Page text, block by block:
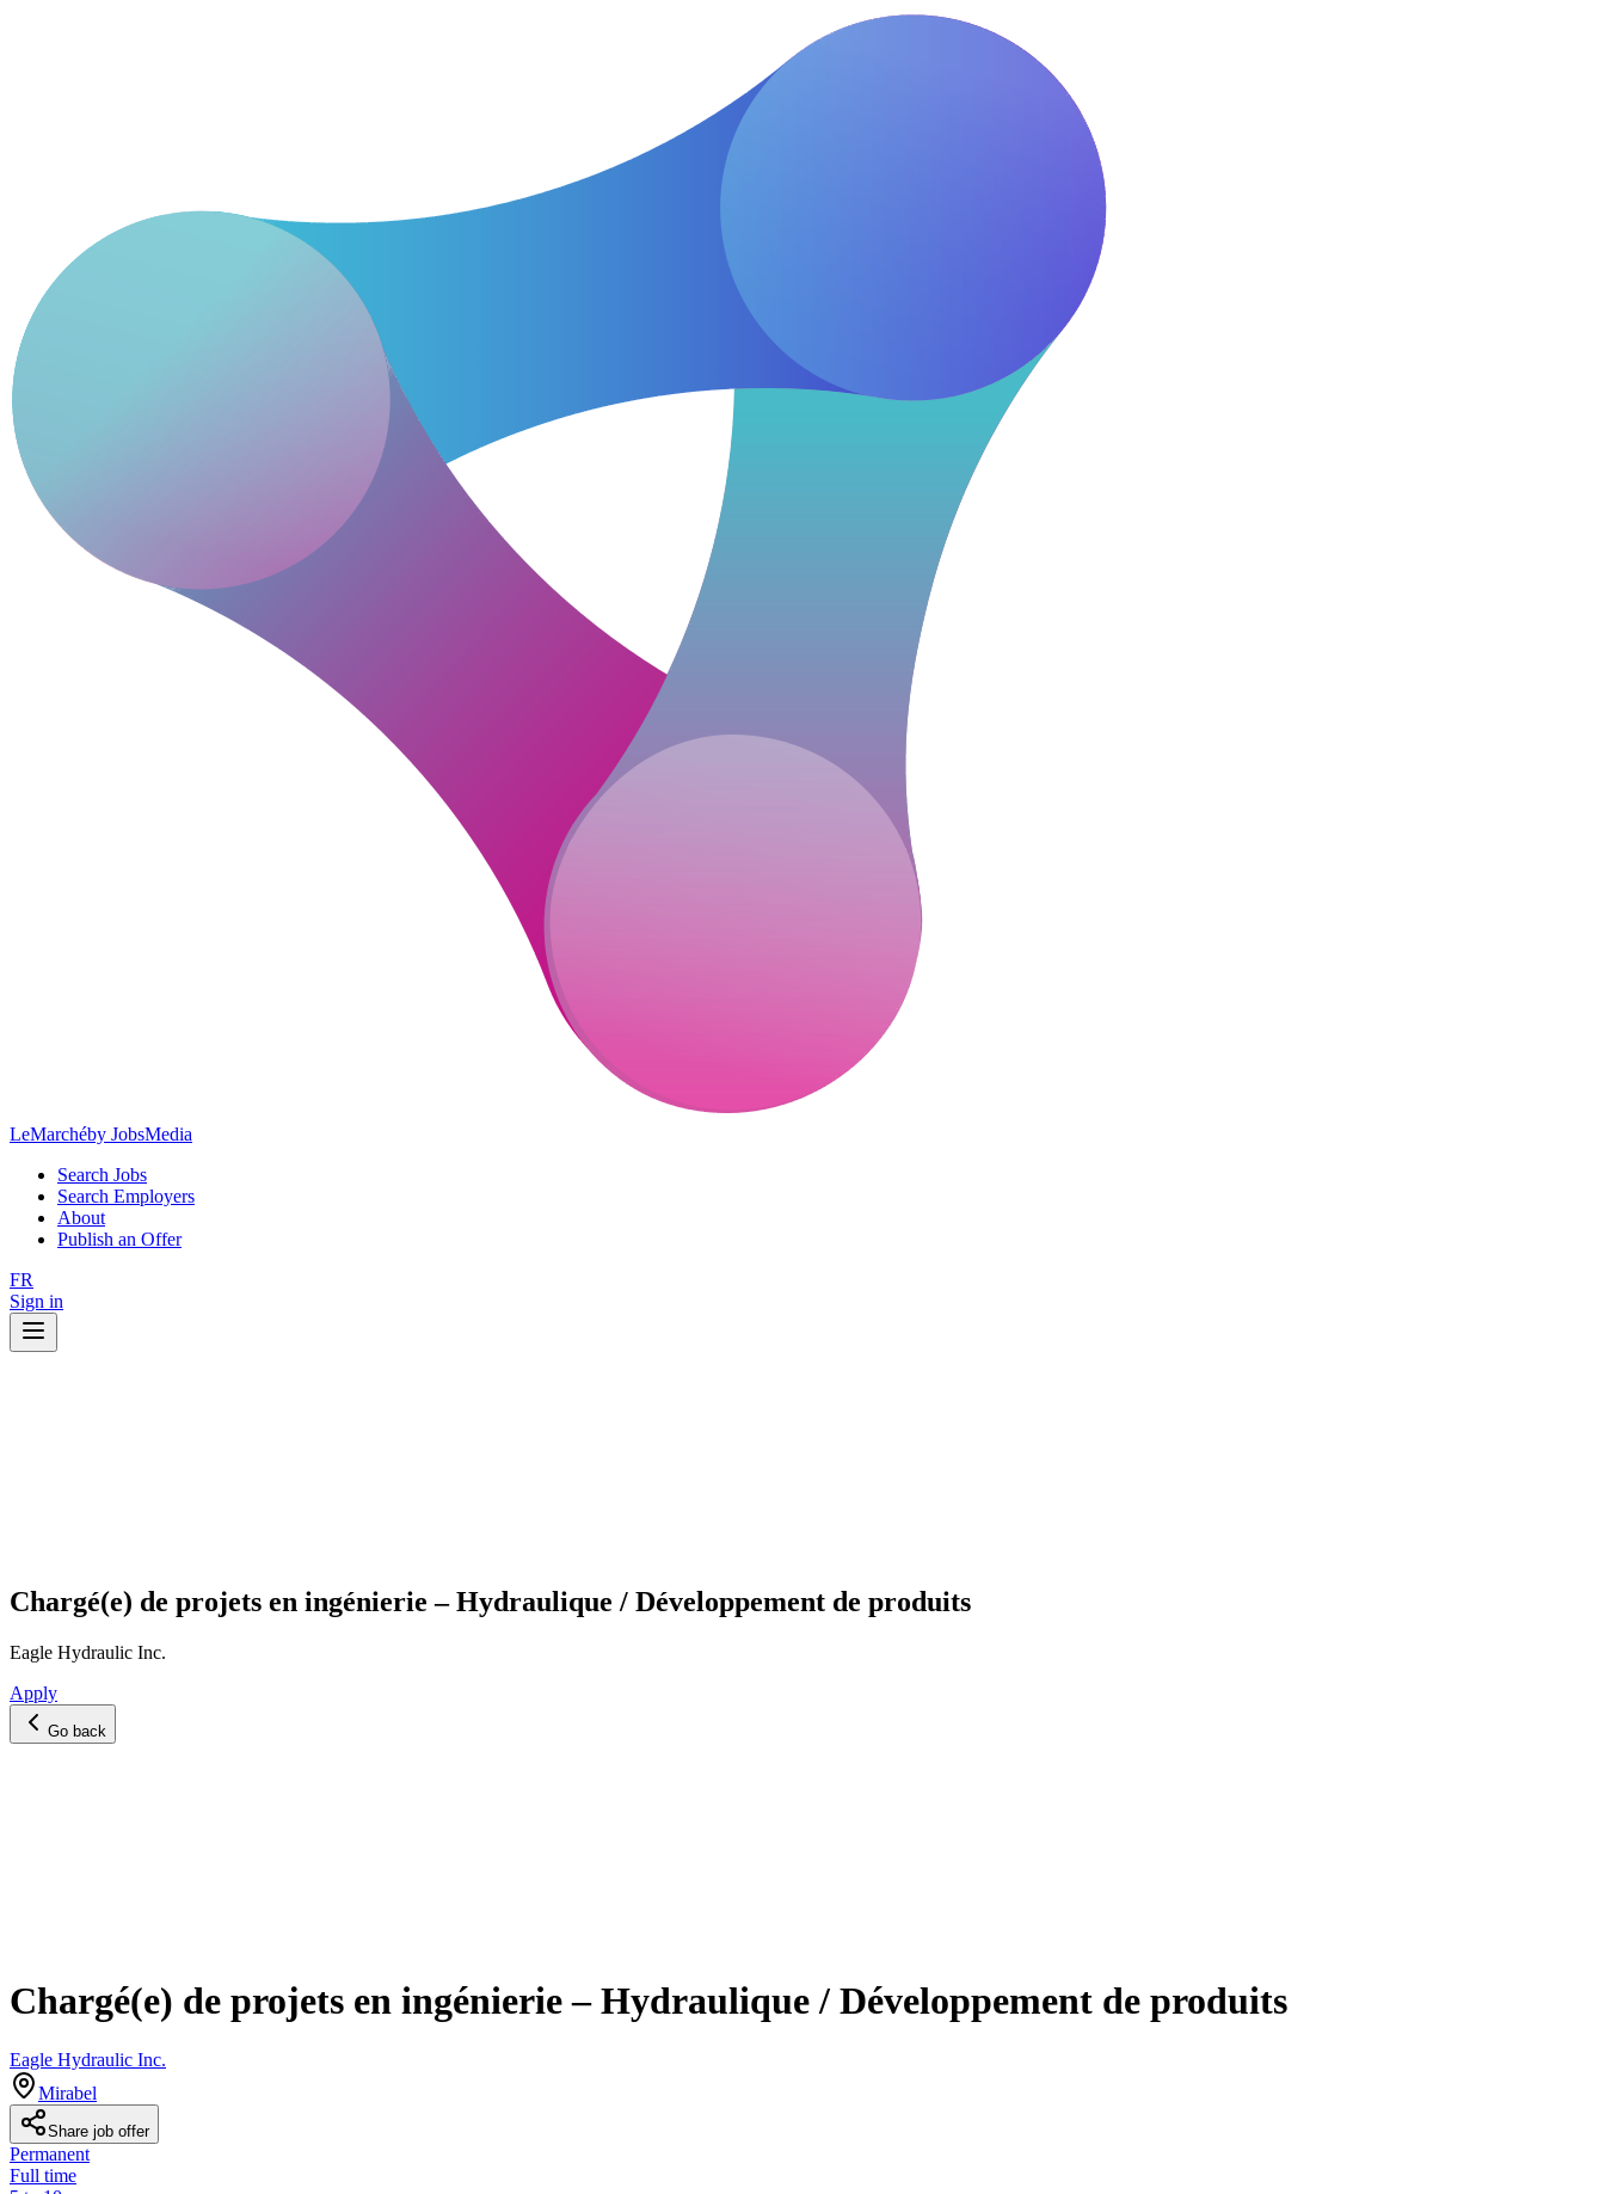
LeMarchéby JobsMedia
Search Jobs
Search Employers
About
Publish an Offer
FR
Sign in
Chargé(e) de projets en ingénierie – Hydraulique / Développement de produits
Eagle Hydraulic Inc.
Apply
Go back
Chargé(e) de projets en ingénierie – Hydraulique / Développement de produits
Eagle Hydraulic Inc.
Mirabel
Share job offer
Permanent
Full time